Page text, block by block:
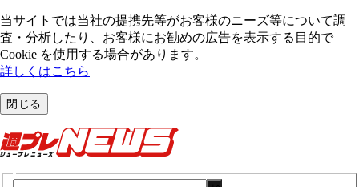
当サイトでは当社の提携先等がお客様のニーズ等について調
査・分析したり、お客様にお勧めの広告を表⽰する⽬的で
Cookie を使⽤する場合があります。
詳しくはこちら
閉じる